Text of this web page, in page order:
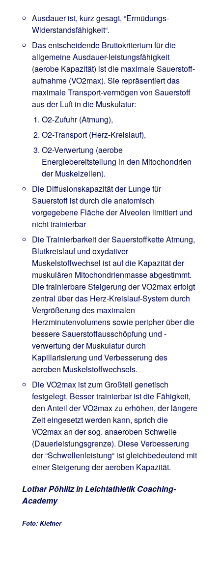
Ausdauer ist, kurz gesagt, “Ermüdungs-
Widerstandsfähigkeit“.
Das entscheidende Bruttokriterium für die
allgemeine Ausdauer-leistungsfähigkeit
(aerobe Kapazität) ist die maximale Sauerstoff-
aufnahme (VO2max). Sie repräsentiert das
maximale Transport-vermögen von Sauerstoff
aus der Luft in die Muskulatur:
O2-Zufuhr (Atmung),
O2-Transport (Herz-Kreislauf),
O2-Verwertung (aerobe
Energiebereitstellung in den Mitochondrien
der Muskelzellen).
Die Diffusionskapazität der Lunge für
Sauerstoff ist durch die anatomisch
vorgegebene Fläche der Alveolen limitiert und
nicht trainierbar
Die Trainierbarkeit der Sauerstoffkette Atmung,
Blutkreislauf und oxydativer
Muskelstoffwechsel ist auf die Kapazität der
muskulären Mitochondrienmasse abgestimmt.
Die trainierbare Steigerung der VO2max erfolgt
zentral über das Herz-Kreislauf-System durch
Vergrößerung des maximalen
Herzminutenvolumens sowie peripher über die
bessere Sauerstoffausschöpfung und -
verwertung der Muskulatur durch
Kapillarisierung und Verbesserung des
aeroben Muskelstoffwechsels.
Die VO2max ist zum Großteil genetisch
festgelegt. Besser trainierbar ist die Fähigkeit,
den Anteil der VO2max zu erhöhen, der längere
Zeit eingesetzt werden kann, sprich die
VO2max an der sog. anaeroben Schwelle
(Dauerleistungsgrenze). Diese Verbesserung
der “Schwellenleistung“ ist gleichbedeutend mit
einer Steigerung der aeroben Kapazität.
Lothar Pöhlitz in Leichtathletik Coaching-
Academy
Foto: Kiefner